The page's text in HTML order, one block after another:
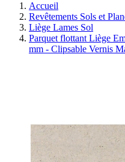
Accueil
Revêtements Sols et
Liège Lames Sol
Parquet flottant Liège
mm - Clipsable Vernis